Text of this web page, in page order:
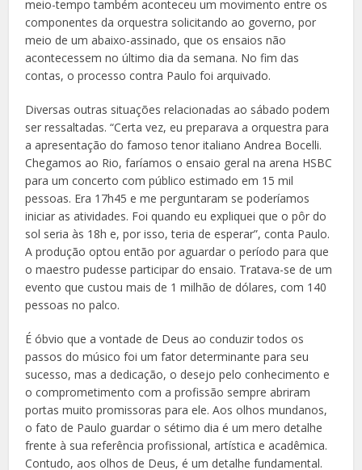
meio-tempo também aconteceu um movimento entre os
componentes da orquestra solicitando ao governo, por
meio de um abaixo-assinado, que os ensaios não
acontecessem no último dia da semana. No fim das
contas, o processo contra Paulo foi arquivado.
Diversas outras situações relacionadas ao sábado podem
ser ressaltadas. “Certa vez, eu preparava a orquestra para
a apresentação do famoso tenor italiano Andrea Bocelli.
Chegamos ao Rio, faríamos o ensaio geral na arena HSBC
para um concerto com público estimado em 15 mil
pessoas. Era 17h45 e me perguntaram se poderíamos
iniciar as atividades. Foi quando eu expliquei que o pôr do
sol seria às 18h e, por isso, teria de esperar”, conta Paulo.
A produção optou então por aguardar o período para que
o maestro pudesse participar do ensaio. Tratava-se de um
evento que custou mais de 1 milhão de dólares, com 140
pessoas no palco.
É óbvio que a vontade de Deus ao conduzir todos os
passos do músico foi um fator determinante para seu
sucesso, mas a dedicação, o desejo pelo conhecimento e
o comprometimento com a profissão sempre abriram
portas muito promissoras para ele. Aos olhos mundanos,
o fato de Paulo guardar o sétimo dia é um mero detalhe
frente à sua referência profissional, artística e acadêmica.
Contudo, aos olhos de Deus, é um detalhe fundamental.